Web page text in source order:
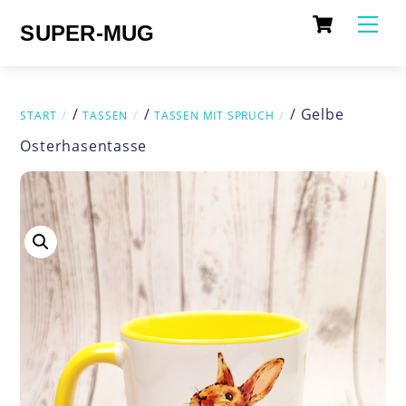
Cart
SUPER-MUG
START /TASSEN /TASSEN MIT SPRUCH
/ Gelbe
Osterhasentasse